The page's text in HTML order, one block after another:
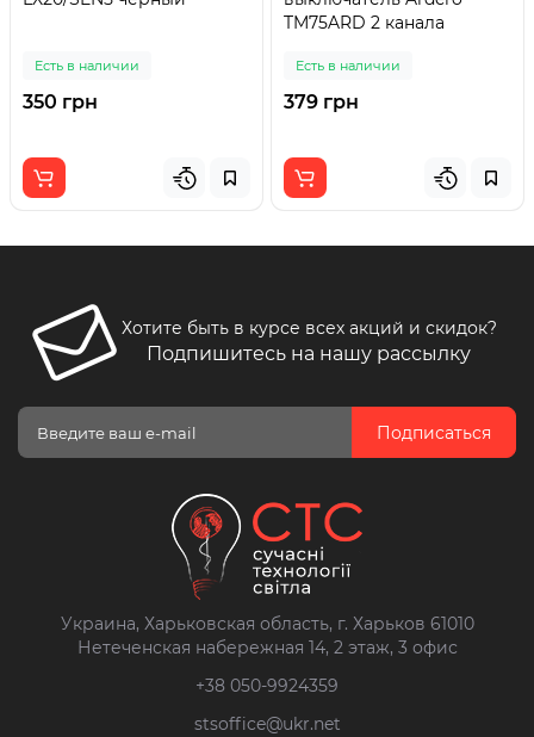
Есть в наличии
350 грн
TM75ARD 2 канала
Есть в наличии
379 грн
Хотите быть в курсе всех акций и скидок?
Подпишитесь на нашу рассылку
Подписаться
Украина, Харьковская область, г. Харьков 61010
Нетеченская набережная 14, 2 этаж, 3 офис
+38 050-9924359
stsoffice@ukr.net